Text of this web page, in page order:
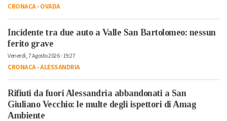
CRONACA-OVADA
Incidente tra due auto a Valle San Bartolomeo: nessun
ferito grave
Venerdì, 7 Agosto 2026 - 19:27
CRONACA-ALESSANDRIA
Rifiuti da fuori Alessandria abbandonati a San
Giuliano Vecchio: le multe degli ispettori di Amag
Ambiente